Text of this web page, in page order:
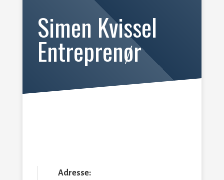
Simen Kvissel
Entreprenør
Adresse: